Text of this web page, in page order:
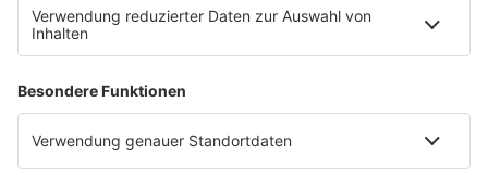
Leon Windscheid ermutigt dazu, Weihnachten kritisch
es mehr Stress als Freude bereitet. Er empfiehlt,
Zeit mit der Familie zu verbringen, ohne den Druck des